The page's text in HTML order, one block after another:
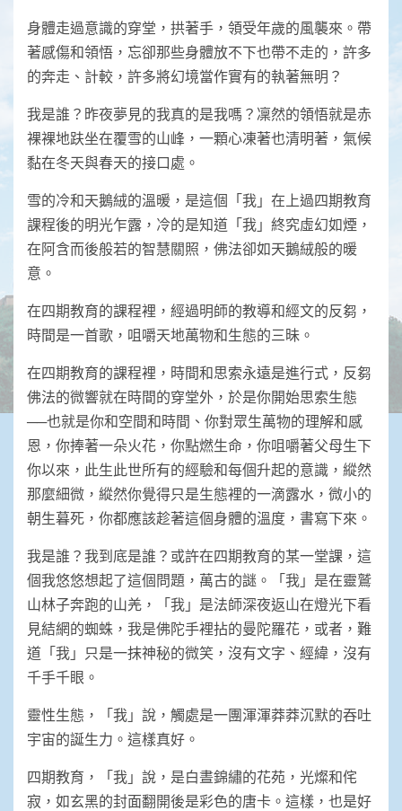
身體走過意識的穿堂，拱著手，領受年歲的風襲來。帶
著感傷和領悟，忘卻那些身體放不下也帶不走的，許多
的奔走、計較，許多將幻境當作實有的執著無明？
我是誰？昨夜夢見的我真的是我嗎？凜然的領悟就是赤
裸裸地趺坐在覆雪的山峰，一顆心凍著也清明著，氣候
黏在冬天與春天的接口處。
雪的冷和天鵝絨的溫暖，是這個「我」在上過四期教育
課程後的明光乍露，冷的是知道「我」終究虛幻如煙，
在阿含而後般若的智慧關照，佛法卻如天鵝絨般的暖
意。
在四期教育的課程裡，經過明師的教導和經文的反芻，
時間是一首歌，咀嚼天地萬物和生態的三昧。
在四期教育的課程裡，時間和思索永遠是進行式，反芻
佛法的微響就在時間的穿堂外，於是你開始思索生態
──也就是你和空間和時間、你對眾生萬物的理解和感
恩，你捧著一朵火花，你點燃生命，你咀嚼著父母生下
你以來，此生此世所有的經驗和每個升起的意識，縱然
那麼細微，縱然你覺得只是生態裡的一滴露水，微小的
朝生暮死，你都應該趁著這個身體的溫度，書寫下來。
我是誰？我到底是誰？或許在四期教育的某一堂課，這
個我悠悠想起了這個問題，萬古的謎。「我」是在靈鷲
山林子奔跑的山羌，「我」是法師深夜返山在燈光下看
見結網的蜘蛛，我是佛陀手裡拈的曼陀羅花，或者，難
道「我」只是一抹神秘的微笑，沒有文字、經緯，沒有
千手千眼。
靈性生態，「我」說，觸處是一團渾渾莽莽沉默的吞吐
宇宙的誕生力。這樣真好。
四期教育，「我」說，是白晝錦繡的花苑，光燦和侘
寂，如玄黑的封面翻開後是彩色的唐卡。這樣，也是好